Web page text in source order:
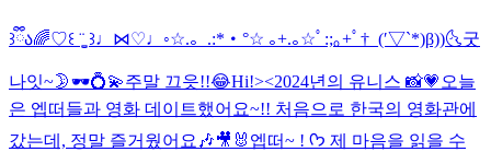
꒱ྀིა🌈♡꒰ ¨̮͚ ꒱♩⋈♡♩◦☆.。.:*・°☆ ｡+.｡☆ﾟ:;｡+ﾟ†_(′▽`*)β))🌜굿
나잇~🌛🕶️💍💫주말 끄읏!!😂Hi!><2024년의 유니스 📸💗 오늘
은 엡떠들과 영화 데이트했어요~!! 처음으로 한국의 영화관에
갔는데, 정말 즐거웠어요🎶🎥🐰 엡떠~ ! ᡣ𐭩 제 마음을 읽을 수